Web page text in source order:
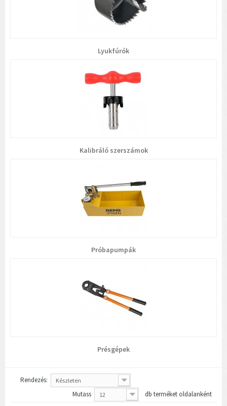
Lyukfúrók
Kalibráló szerszámok
Próbapumpák
Présgépek
Rendezés: Készleten
Mutass 12 db terméket oldalanként